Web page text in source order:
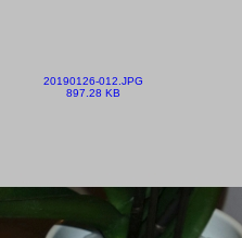
20190126-012.JPG
897.28 KB